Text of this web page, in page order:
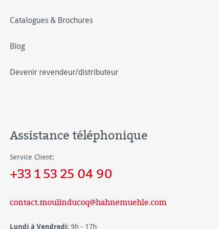
Catalogues & Brochures
Blog
Devenir revendeur/distributeur
Assistance téléphonique
Service Client:
+33 1 53 25 04 90
contact.moulinducoq@hahnemuehle.com
Lundi à Vendredi: 9h - 17h